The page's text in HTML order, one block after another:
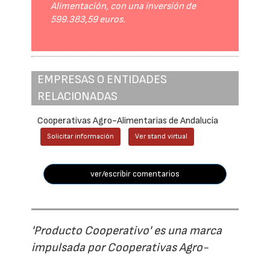
Alimentación, con una inversión de
599.383,59 euros.
EMPRESAS O ENTIDADES
RELACIONADAS
Cooperativas Agro-Alimentarias de Andalucía
Solicitar información Ver stand virtual
ver/escribir comentarios
'Producto Cooperativo' es una marca
impulsada por Cooperativas Agro-